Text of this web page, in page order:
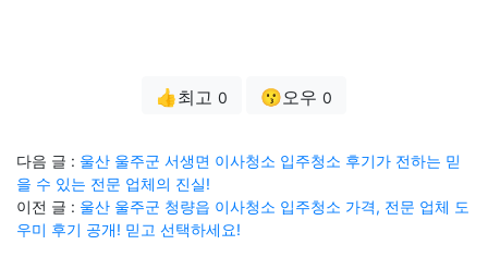
👍최고 0 😗오우 0
다음 글 : 울산 울주군 서생면 이사청소 입주청소 후기가 전하는 믿
을 수 있는 전문 업체의 진실!
이전 글 : 울산 울주군 청량읍 이사청소 입주청소 가격, 전문 업체 도
우미 후기 공개! 믿고 선택하세요!